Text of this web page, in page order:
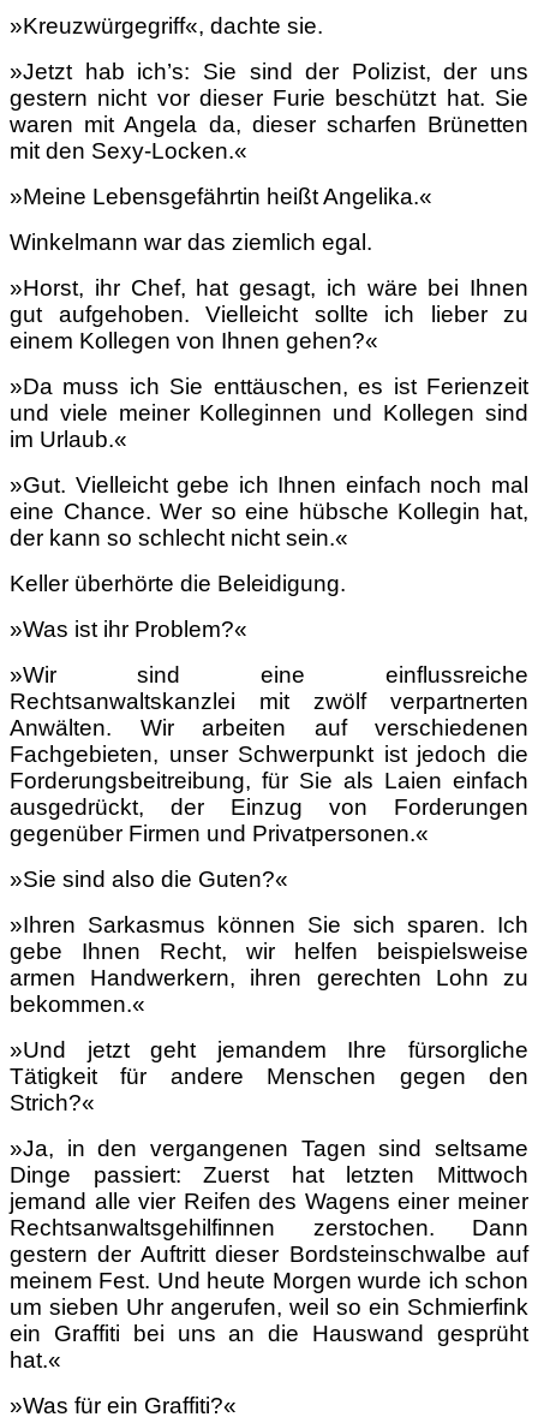
»Kreuzwürgegriff«, dachte sie.
»Jetzt hab ich’s: Sie sind der Polizist, der uns
gestern nicht vor dieser Furie beschützt hat. Sie
waren mit Angela da, dieser scharfen Brünetten
mit den Sexy-Locken.«
»Meine Lebensgefährtin heißt Angelika.«
Winkelmann war das ziemlich egal.
»Horst, ihr Chef, hat gesagt, ich wäre bei Ihnen
gut aufgehoben. Vielleicht sollte ich lieber zu
einem Kollegen von Ihnen gehen?«
»Da muss ich Sie enttäuschen, es ist Ferienzeit
und viele meiner Kolleginnen und Kollegen sind
im Urlaub.«
»Gut. Vielleicht gebe ich Ihnen einfach noch mal
eine Chance. Wer so eine hübsche Kollegin hat,
der kann so schlecht nicht sein.«
Keller überhörte die Beleidigung.
»Was ist ihr Problem?«
»Wir sind eine einflussreiche
Rechtsanwaltskanzlei mit zwölf verpartnerten
Anwälten. Wir arbeiten auf verschiedenen
Fachgebieten, unser Schwerpunkt ist jedoch die
Forderungsbeitreibung, für Sie als Laien einfach
ausgedrückt, der Einzug von Forderungen
gegenüber Firmen und Privatpersonen.«
»Sie sind also die Guten?«
»Ihren Sarkasmus können Sie sich sparen. Ich
gebe Ihnen Recht, wir helfen beispielsweise
armen Handwerkern, ihren gerechten Lohn zu
bekommen.«
»Und jetzt geht jemandem Ihre fürsorgliche
Tätigkeit für andere Menschen gegen den
Strich?«
»Ja, in den vergangenen Tagen sind seltsame
Dinge passiert: Zuerst hat letzten Mittwoch
jemand alle vier Reifen des Wagens einer meiner
Rechtsanwaltsgehilfinnen zerstochen. Dann
gestern der Auftritt dieser Bordsteinschwalbe auf
meinem Fest. Und heute Morgen wurde ich schon
um sieben Uhr angerufen, weil so ein Schmierfink
ein Graffiti bei uns an die Hauswand gesprüht
hat.«
»Was für ein Graffiti?«